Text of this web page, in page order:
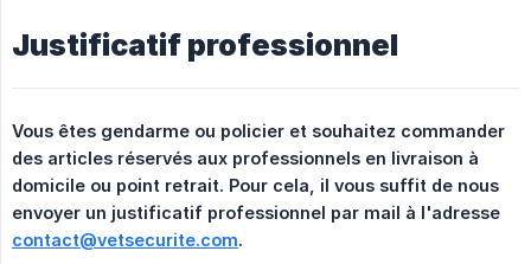
Justificatif professionnel
Vous êtes gendarme ou policier et souhaitez commander
des articles réservés aux professionnels en livraison à
domicile ou point retrait. Pour cela, il vous suffit de nous
contact@vetsecurite.com.